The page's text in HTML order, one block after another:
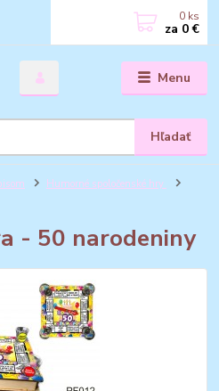
Menu
Hľadať
0 ks
za 0 €
Humorné spoločenské hry
- 50 narodeniny